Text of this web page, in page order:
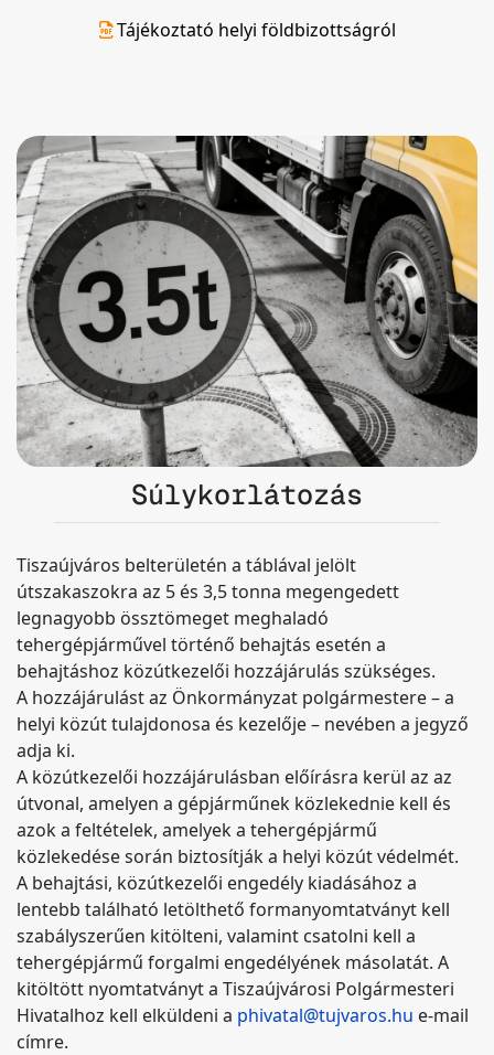
Tájékoztató helyi földbizottságról
Súlykorlátozás
Tiszaújváros belterületén a táblával jelölt
útszakaszokra az 5 és 3,5 tonna megengedett
legnagyobb össztömeget meghaladó
tehergépjárművel történő behajtás esetén a
behajtáshoz közútkezelői hozzájárulás szükséges.
A hozzájárulást az Önkormányzat polgármestere – a
helyi közút tulajdonosa és kezelője – nevében a jegyző
adja ki.
A közútkezelői hozzájárulásban előírásra kerül az az
útvonal, amelyen a gépjárműnek közlekednie kell és
azok a feltételek, amelyek a tehergépjármű
közlekedése során biztosítják a helyi közút védelmét.
A behajtási, közútkezelői engedély kiadásához a
lentebb található letölthető formanyomtatványt kell
szabályszerűen kitölteni, valamint csatolni kell a
tehergépjármű forgalmi engedélyének másolatát. A
kitöltött nyomtatványt a Tiszaújvárosi Polgármesteri
Hivatalhoz kell elküldeni a phivatal@tujvaros.hu e-mail
címre.